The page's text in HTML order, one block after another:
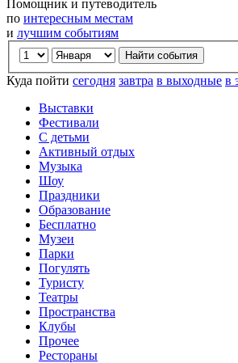
Помощник и путеводитель
по интересным местам
и лучшим событиям
Куда пойти сегодня завтра в выходные в
Выставки
Фестивали
С детьми
Активный отдых
Музыка
Шоу
Праздники
Образование
Бесплатно
Музеи
Парки
Погулять
Туристу
Театры
Пространства
Клубы
Прочее
Рестораны